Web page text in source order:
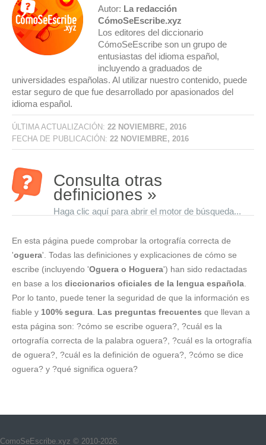
Autor: La redacción
CómoSeEscribe.xyz
Los editores del diccionario
CómoSeEscribe son un grupo de
entusiastas del idioma español,
incluyendo a graduados de
universidades españolas. Al utilizar nuestro contenido, puede
estar seguro de que fue desarrollado por apasionados del
idioma español.
ÚLTIMA ACTUALIZACIÓN: 22 NOVIEMBRE, 2016
FECHA DE PUBLICACIÓN: 22 NOVIEMBRE, 2016
Consulta otras
definiciones »
Haga clic aquí para abrir el motor de búsqueda...
En esta página puede comprobar la ortografía correcta de
'oguera'. Todas las definiciones y explicaciones de cómo se
escribe (incluyendo 'Oguera o Hoguera') han sido redactadas
en base a los diccionarios oficiales de la lengua española
Por lo tanto, puede tener la seguridad de que la información es
fiable y 100% segura Las preguntas frecuentes que llevan a
esta página son: ?cómo se escribe oguera?, ?cuál es la
ortografía correcta de la palabra oguera?, ?cuál es la ortografía
de oguera?, ?cuál es la definición de oguera?, ?cómo se dice
oguera? y ?qué significa oguera?
ComoSeEscribe.xyz © 2010-2026.